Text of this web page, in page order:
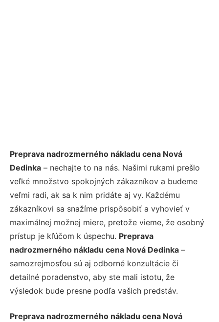
Preprava nadrozmerného nákladu cena Nová
Dedinka – nechajte to na nás. Našimi rukami prešlo
veľké množstvo spokojných zákazníkov a budeme
veľmi radi, ak sa k nim pridáte aj vy. Každému
zákazníkovi sa snažíme prispôsobiť a vyhovieť v
maximálnej možnej miere, pretože vieme, že osobný
prístup je kľúčom k úspechu. Preprava
nadrozmerného nákladu cena Nová Dedinka –
samozrejmosťou sú aj odborné konzultácie či
detailné poradenstvo, aby ste mali istotu, že
výsledok bude presne podľa vašich predstáv.
Preprava nadrozmerného nákladu cena Nová